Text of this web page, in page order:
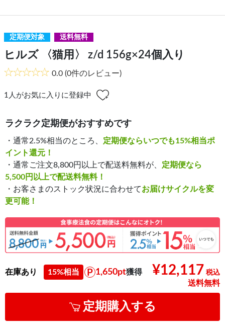
定期便対象 送料無料
ヒルズ 〈猫用〉 z/d 156g×24個入り
0.0 (0件のレビュー)
1 人がお気に入りに登録中
ラクラク定期便がおすすめです
・通常2.5%相当のところ、 定期便ならいつでも15%相当ポ
イント還元！
・通常ご注文8,800円以上で配送料無料が、 定期便なら
5,500円以上で配送料無料！
・お客さまのストック状況に合わせてお届けサイクルを変
更可能！
¥12,117
送料無料
15%相当 1,650pt獲得
在庫あり
定期購入する